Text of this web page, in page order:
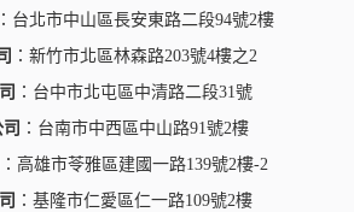
：台北市中山區長安東路二段94號2樓
：新竹市北區林森路203號4樓之2
：台中市北屯區中清路二段31號
：台南市中西區中山路91號2樓
：高雄市苓雅區建國一路139號2樓-2
：基隆市仁愛區仁一路109號2樓